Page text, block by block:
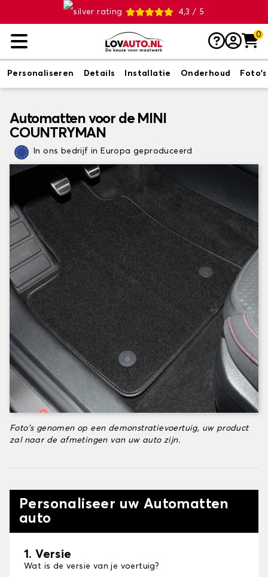
4,3 / 5
0
Personaliseren Details Installatie Onderhoud Foto's
Automatten voor de MINI
COUNTRYMAN
In ons bedrijf in Europa geproduceerd
Foto's genomen op een demonstratievoertuig, uw product
zal naar de afmetingen van uw auto zijn.
Personaliseer uw Automatten
auto
1. Versie
Wat is de versie van je voertuig?